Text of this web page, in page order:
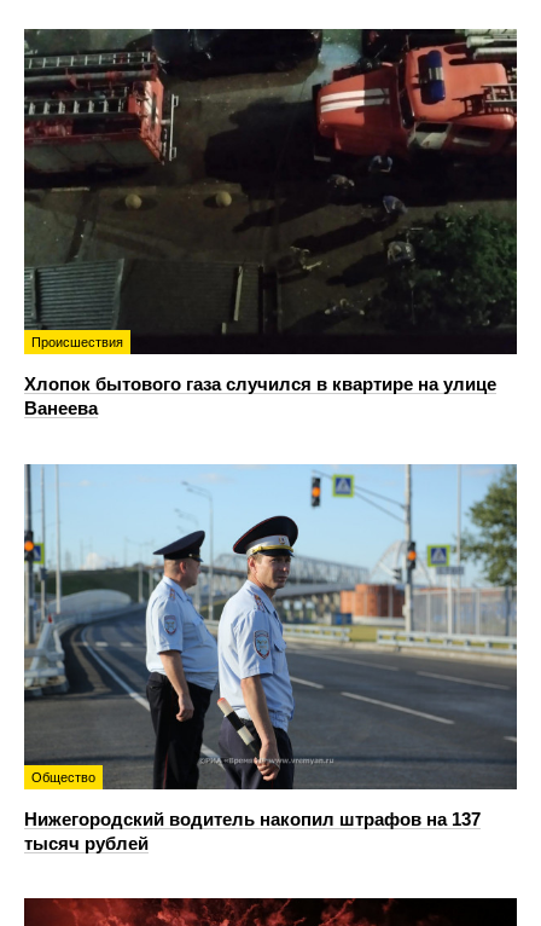
Происшествия
Хлопок бытового газа случился в квартире на улице
Ванеева
Общество
Нижегородский водитель накопил штрафов на 137
тысяч рублей